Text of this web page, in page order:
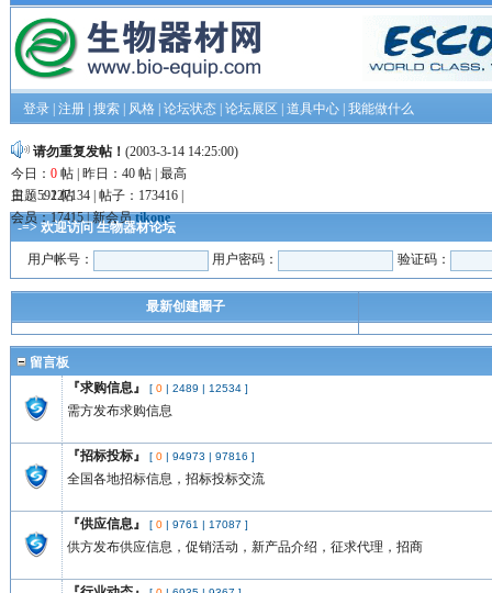
登录| 注册| 搜索| 风格| 论坛状态| 论坛展区 道具中心| 我能做什么
请勿重复发帖！ (2003-3-14 14:25:00)
今日： 0帖 | 昨日：40 帖 | 最高
日：592 帖
主题：127134 | 帖子：173416 |
会员：17415 | 新会员tikone
-=> 欢迎访问 生物器材论坛
用户帐号： 用户密码： 验证码：
最新创建圈子
留言板
『求购信息』
[ 0 | 2489 | 12534]
需方发布求购信息
『招标投标』 [ 0 | 94973 | 97816 ]
全国各地招标信息，招标投标交流
『供应信息』 [ 0 | 9761 | 17087 ]
供方发布供应信息，促销活动，新产品介绍，征求代理，招商